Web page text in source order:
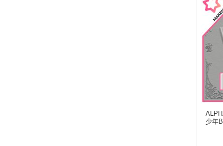
少年